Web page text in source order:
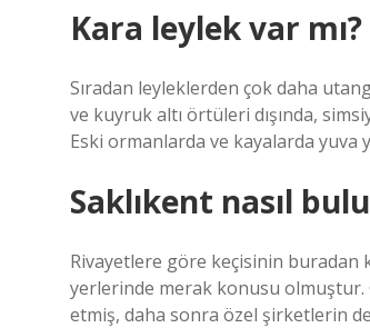
Kara leylek var mı?
Sıradan leyleklerden çok daha
ve kuyruk altı örtüleri dışında,
Eski ormanlarda ve kayalarda yuva
Saklıkent nasıl
Rivayetlere göre keçisinin buradan
yerlerinde merak konusu olmuştur.
etmiş, daha sonra özel şirketlerin